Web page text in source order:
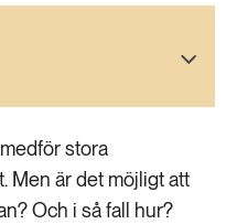
stora
Men är det möjligt att
Och i så fall hur?